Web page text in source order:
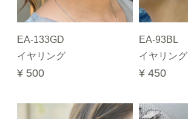
EA-133GD
イヤリング
¥ 500
EA-93BL
イヤリング
¥ 450